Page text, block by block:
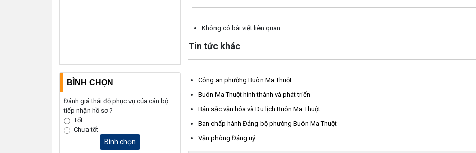
BÌNH CHỌN
Đánh giá thái độ phục vụ của cán bộ
tiếp nhận hồ sơ ?
Tốt
Chưa tốt
Bình chọn
Không có bài viết liên quan
Tin tức khác
Công an phường Buôn Ma Thuột
Buôn Ma Thuột hình thành và phát triển
Bản sắc văn hóa và Du lịch Buôn Ma Thuột
Ban chấp hành Đảng bộ phường Buôn Ma Thuột
Văn phòng Đảng uỷ